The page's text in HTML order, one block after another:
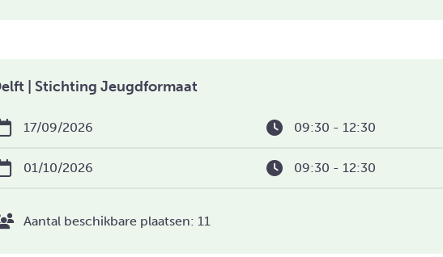
| Stichting Jeugdformaat
17/09/2026 09:30 - 12:30
01/10/2026 09:30 - 12:30
Aantal beschikbare plaatsen: 11